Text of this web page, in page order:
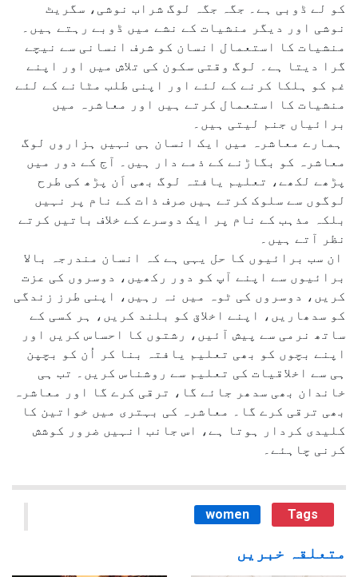
کو لے ڈوبی ہے۔ جگہ جگہ لوگ شراب نوشی، سگریٹ
نوشی اور دیگر منشیات کے نشے میں ڈوبے رہتے ہیں۔
منشیات کا استعمال انسان کو شرف انسانی سے نیچے
گرا دیتا ہے۔ لوگ وقتی سکون کی تلاش میں اور اپنے
غم کو ہلکا کرنے کے لئے اور اپنی طلب مٹانے کے لئے
منشیات کا استعمال کرتے ہیں اور معاشرہ میں
برائیاں جنم لیتی ہیں۔
ہمارے معاشرہ میں ایک انسان ہی نہیں ہزاروں لوگ
معاشرہ کو بگاڑنے کے ذمے دار ہیں۔ آج کے دور میں
پڑھے لکھے، تعلیم یافتہ لوگ بھی اَن پڑھ کی طرح
لوگوں سے سلوک کرتے ہیں صرف ذات کے نام پر نہیں
بلکہ مذہب کے نام پر ایک دوسرے کے خلاف باتیں کرتے
نظر آتے ہیں۔
ان سب برائیوں کا حل یہی ہے کہ انسان مندرجہ بالا
برائیوں سے اپنے آپ کو دور رکھیں، دوسروں کی عزت
کریں، دوسروں کی ٹوہ میں نہ رہیں، اپنی طرز زندگی
کو سدھاریں، اپنے اخلاق کو بلند کریں، ہر کسی کے
ساتھ نرمی سے پیش آئیں، رشتوں کا احساس کریں اور
اپنے بچوں کو بھی تعلیم یافتہ بنا کر اُن کو بچپن
ہی سے اخلاقیات کی تعلیم سے روشناس کریں۔ تب ہی
خاندان بھی سدھر جائے گا، ترقی کرے گا اور معاشرہ
بھی ترقی کرے گا۔ معاشرہ کی بہتری میں خواتین کا
کلیدی کردار ہوتا ہے، اس جانب انہیں ضرور کوشش
کرنی چاہئے۔
women Tags
متعلقہ خبریں